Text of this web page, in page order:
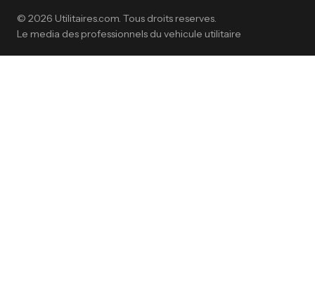
© 2026 Utilitaires.com. Tous droits reserves.
Le media des professionnels du vehicule utilitaire